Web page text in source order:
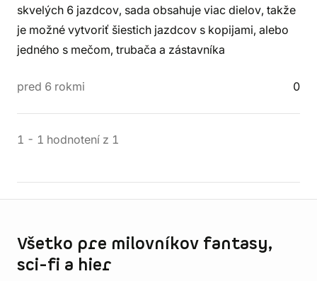
skvelých 6 jazdcov, sada obsahuje viac dielov, takže
je možné vytvoriť šiestich jazdcov s kopijami, alebo
jedného s mečom, trubača a zástavníka
pred 6 rokmi 0
1 - 1 hodnotení z 1
Všetko pre milovníkov fantasy,
sci-fi a hier